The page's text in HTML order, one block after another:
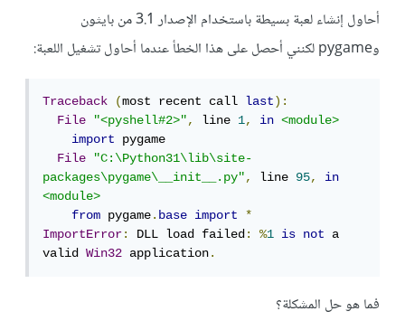
أحاول إنشاء لعبة بسيطة باستخدام الإصدار 3.1 من بايثون
وpygame لكنني أحصل على هذا الخطأ عندما أحاول تشغيل اللعبة:
Traceback (most recent call last):
File
"<pyshell#2>", line 1, in
<module>
import
pygame
File
"C:\Python31\lib\site-
packages\pygame\__init__.py", line 95,
in
<module>
from pygame.base import
*
ImportError: DLL load failed: %1 is not
a
valid Win32 application.
فما هو حل المشكلة؟